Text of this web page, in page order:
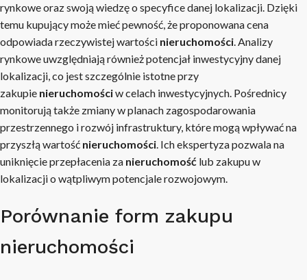
rynkowe oraz swoją wiedzę o specyfice danej lokalizacji. Dzięki
temu kupujący może mieć pewność, że proponowana cena
odpowiada rzeczywistej wartości nieruchomości. Analizy
rynkowe uwzględniają również potencjał inwestycyjny danej
lokalizacji, co jest szczególnie istotne przy
zakupie nieruchomościw celach inwestycyjnych. Pośrednicy
monitorują także zmiany w planach zagospodarowania
przestrzennego i rozwój infrastruktury, które mogą wpływać na
przyszłą wartość nieruchomości. Ich ekspertyza pozwala na
uniknięcie przepłacenia za nieruchomość lub zakupu w
lokalizacji o wątpliwym potencjale rozwojowym.
Porównanie form zakupu
nieruchomości